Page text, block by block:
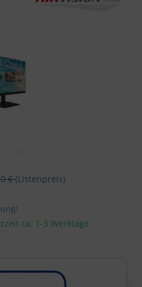
€(Listenpreis)
ca. 1-3 Werktage